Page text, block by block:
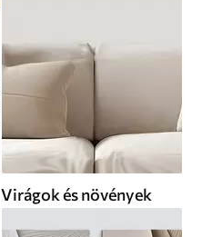
Virágok és növények